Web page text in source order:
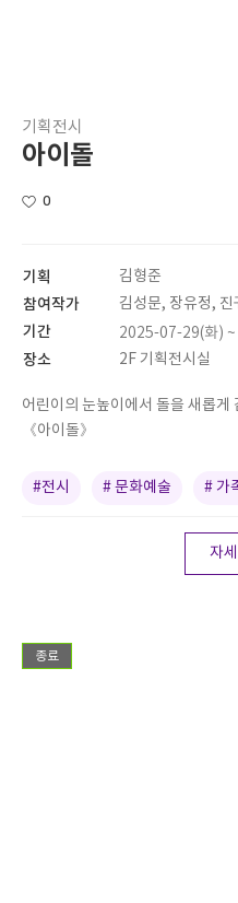
기획전시
아이돌
0
기획 김형준
참여작가 김성문, 장유정, 진
기간 2025-07-29(화)
장소 2F 기획전시실
어린이의 눈높이에서 돌을 새롭게
《아이돌》
#전시 # 문화예술 # 가
자
종료